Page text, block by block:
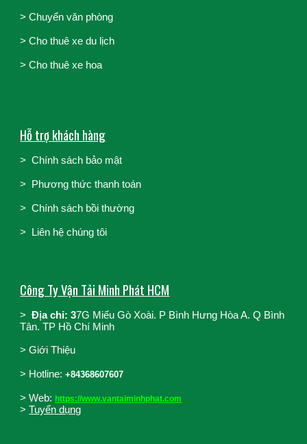
>Chuyển văn phòng
>Cho thuê xe du lịch
>Cho thuê xe hoa
Hỗ trợ khách hàng
> Chính sách bảo mật
> Phương thức thanh toán
>Chính sách bồi thường
> Liên hệ chúng tôi
Công Ty Vận Tải Minh Phát HCM
>Địa chỉ: 37G Miếu Gò Xoài. P Bình Hưng Hòa A. Q Bình
Tân. TP Hồ Chí Minh
>Giới Thiệu
> Hotline: +84368607607
> Web: https://www.vantaiminhphat.com
>Tuyển dụng